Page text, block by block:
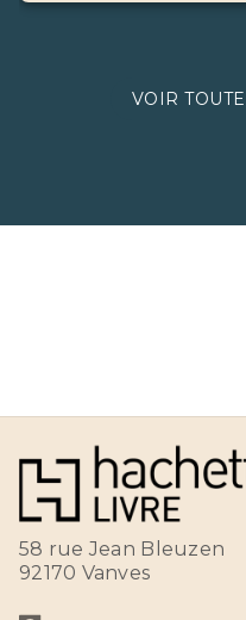
VOIR
58 rue Jean Bleuzen
92170 Vanves